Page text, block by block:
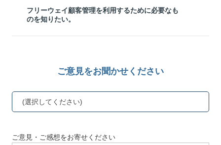
フリーウェイ顧客管理を利用するために必要なも
のを知りたい。
ご意見をお聞かせください
(選択してください)
ご意見・ご感想をお寄せください